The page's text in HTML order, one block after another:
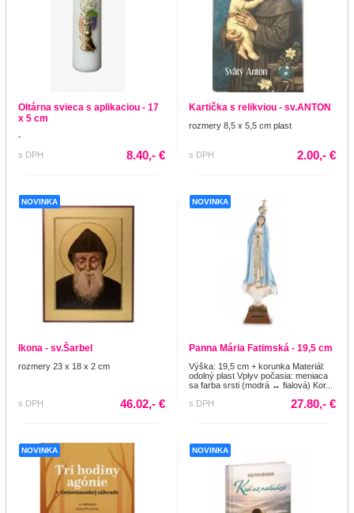
Oltárna svieca s aplikaciou - 17
x 5 cm
-
s DPH
8.40,- €
Kartička s relikviou - sv.ANTON
rozmery 8,5 x 5,5 cm plast
s DPH 2.00,- €
NOVINKA
Ikona - sv.Šarbel
rozmery 23 x 18 x 2 cm
s DPH 46.02,- €
NOVINKA
Panna Mária Fatimská - 19,5 cm
Výška: 19,5 cm + korunka Materiál:
odolný plast Vplyv počasia: meniaca
sa farba srsti (modrá ↔ fialová) Kor...
s DPH
27.80,- €
NOVINKA NOVINKA